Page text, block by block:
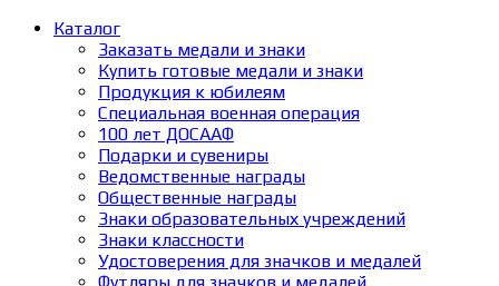
Каталог
Заказать медали и знаки
Купить готовые медали и знаки
Продукция к юбилеям
Специальная военная операция
100 лет ДОСААФ
Подарки и сувениры
Ведомственные награды
Общественные награды
Знаки образовательных учреждений
Знаки классности
Удостоверения для значков и медалей